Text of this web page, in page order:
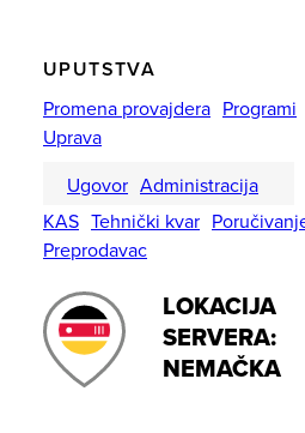
UPUTSTVA
Promena provajdera Programi
Uprava
Ugovor Administracija
KAS Tehnički kvar
Preprodavac
LOKACIJA
SERVERA:
NEMAČKA